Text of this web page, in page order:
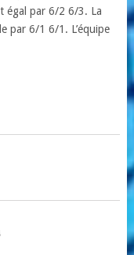
égal par 6/2 6/3. La
par 6/1 6/1. L’équipe